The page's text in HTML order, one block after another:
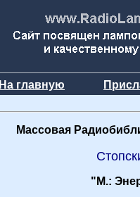
На главную
Массовая
"М.: